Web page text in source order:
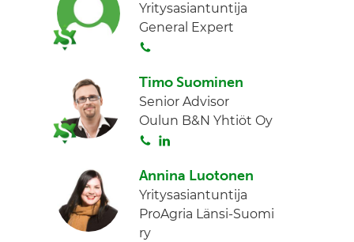
t
a
Yritysasiantuntija
General Expert
i
t
a
Timo Suominen
Senior Advisor
Oulun B&N Yhtiöt Oy
S
i
t
a
n
k
e
Annina Luotonen
Yritysasiantuntija
ProAgria Länsi-Suomi
ry